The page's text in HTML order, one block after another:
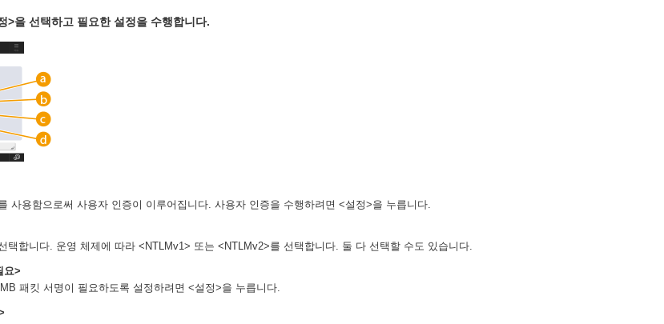
>을 선택하고 필요한 설정을 수행합니다.
사용함으로써 사용자 인증이 이루어집니다. 사용자 인증을 수행하려면 <설정>을 누릅니다.
택합니다. 운영 체제에 따라 <NTLMv1> 또는 <NTLMv2>를 선택합니다. 둘 다 선택할 수도 있습니다.
요>
패킷 서명이 필요하도록 설정하려면 <설정>을 누릅니다.